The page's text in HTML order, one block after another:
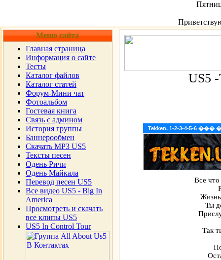
Меню сайта
Главная страница
Информация о сайте
Тесты
Каталог файлов
Каталог статей
Форум-Мини чат
Фотоальбом
Гостевая книга
Cвязь с админом
История группы
Баннерообмен
Скачать MP3 US5
Тексты песен
Одень Ричи
Одень Майкала
Перевод песен US5
Все видео US5 - Big In
America
Просмотреть и скачать
все клипы US5
US5 In Control Tour
Tekken. 1-2-3-4-5-6
US5
Мы
Ты
Чтобы,
Все
Ты
Так